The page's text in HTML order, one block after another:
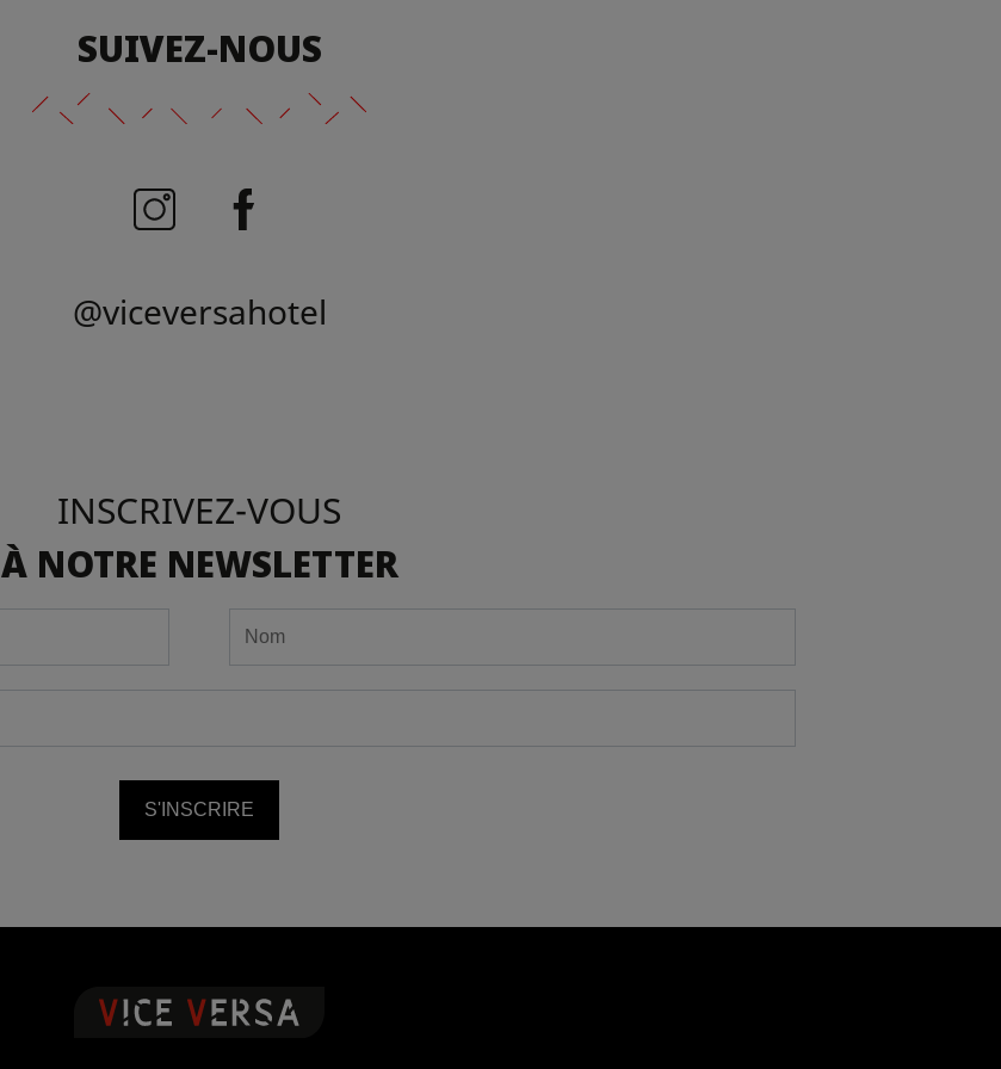
SUIVEZ-NOUS
@viceversahotel
INSCRIVEZ-VOUS
À NOTRE NEWSLETTER
S'INSCRIRE